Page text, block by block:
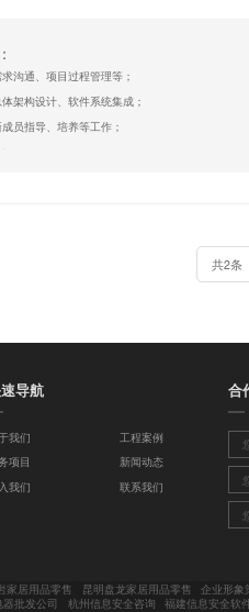
沟通、项目过程管理等；
架构设计、软件系统集成；
员指导、培养等工作；
件系统架构设计、软件集成、软件开发相关经验；
共2条
导航
我们
工程案例
项目
新闻动态
我们
联系我们
合
家居用品零售 昆明盘龙家居用品零售 企业形象
批发公司 杭州信息安全咨询 福建信息安全软